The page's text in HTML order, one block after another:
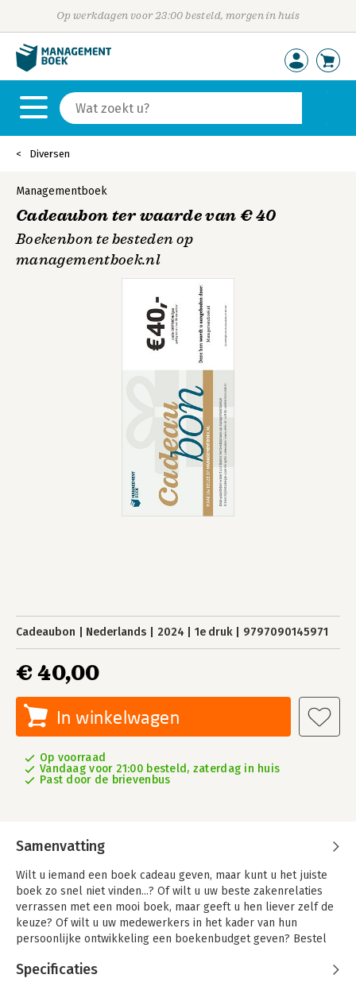
Op werkdagen voor 23:00 besteld, morgen in huis
Diversen
Managementboek
Cadeaubon ter waarde van € 40
Boekenbon te besteden op
managementboek.nl
Cadeaubon Nederlands 2024 1e druk 9797090145971
€ 40,00
In winkelwagen
Op voorraad
Vandaag voor 21:00 besteld, zaterdag in huis
Past door de brievenbus
Samenvatting
Wilt u iemand een boek cadeau geven, maar kunt u het juiste
boek zo snel niet vinden...? Of wilt u uw beste zakenrelaties
verrassen met een mooi boek, maar geeft u hen liever zelf de
keuze? Of wilt u uw medewerkers in het kader van hun
persoonlijke ontwikkeling een boekenbudget geven? Bestel
De cadeaubonnen zijn er in verschillende waarden
Specificaties